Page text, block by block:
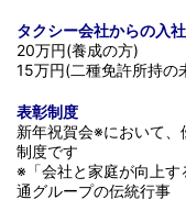
タクシー会社からの入
20万円(養成の方)
15万円(二種免許所持の
表彰制度
新年祝賀会※において
制度です
※「会社と家庭が向上
通グループの伝統行事